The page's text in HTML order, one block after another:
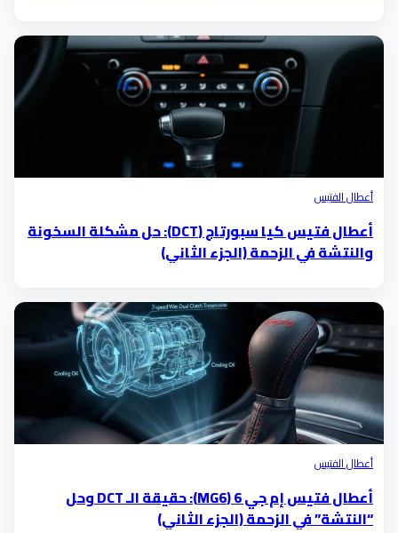
أعطال الفتيس
أعطال فتيس كيا سبورتاج (DCT): حل مشكلة السخونة
والنتشة في الزحمة (الجزء الثاني)
أعطال الفتيس
أعطال فتيس إم جي 6 (MG6): حقيقة الـ DCT وحل
“النتشة” في الزحمة (الجزء الثاني)